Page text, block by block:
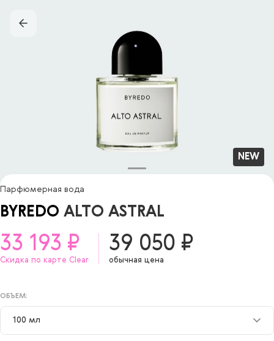
NEW
Парфюмерная вода
BYREDO ALTO ASTRAL
ОБЪЕМ:
100 мл
33 193 ₽
Скидка по карте Clear
39 050 ₽
обычная цена